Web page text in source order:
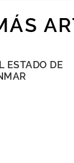
ESTADO DE